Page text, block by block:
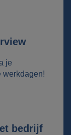
je
werkdagen!
bedrijf